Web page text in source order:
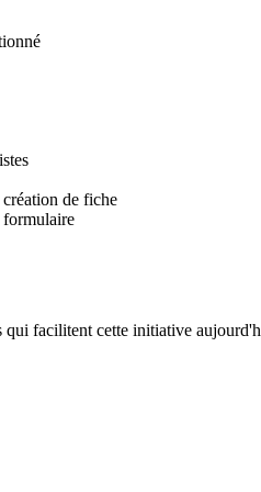
de fiche
formulaire
qui facilitent cette initiative